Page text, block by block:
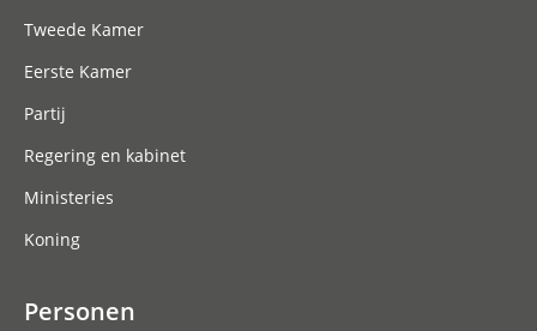
Tweede Kamer
Eerste Kamer
Partij
Regering en kabinet
Ministeries
Koning
Personen